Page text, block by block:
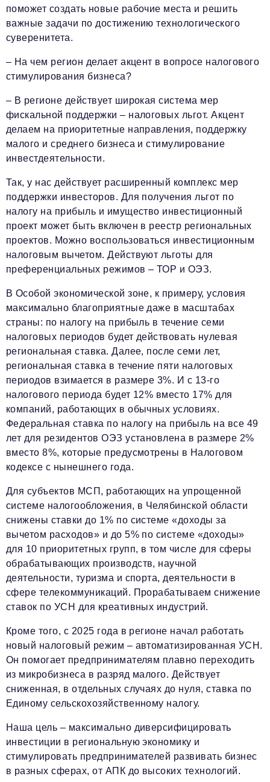
поможет создать новые рабочие места и решить
важные задачи по достижению технологического
суверенитета.
– На чем регион делает акцент в вопросе налогового
стимулирования бизнеса?
– В регионе действует широкая система мер
фискальной поддержки – налоговых льгот. Акцент
делаем на приоритетные направления, поддержку
малого и среднего бизнеса и стимулирование
инвестдеятельности.
Так, у нас действует расширенный комплекс мер
поддержки инвесторов. Для получения льгот по
налогу на прибыль и имущество инвестиционный
проект может быть включен в реестр региональных
проектов. Можно воспользоваться инвестиционным
налоговым вычетом. Действуют льготы для
преференциальных режимов – ТОР и ОЭЗ.
В Особой экономической зоне, к примеру, условия
максимально благоприятные даже в масштабах
страны: по налогу на прибыль в течение семи
налоговых периодов будет действовать нулевая
региональная ставка. Далее, после семи лет,
региональная ставка в течение пяти налоговых
периодов взимается в размере 3%. И с 13-го
налогового периода будет 12% вместо 17% для
компаний, работающих в обычных условиях.
Федеральная ставка по налогу на прибыль на все 49
лет для резидентов ОЭЗ установлена в размере 2%
вместо 8%, которые предусмотрены в Налоговом
кодексе с нынешнего года.
Для субъектов МСП, работающих на упрощенной
системе налогообложения, в Челябинской области
снижены ставки до 1% по системе «доходы за
вычетом расходов» и до 5% по системе «доходы»
для 10 приоритетных групп, в том числе для сферы
обрабатывающих производств, научной
деятельности, туризма и спорта, деятельности в
сфере телекоммуникаций. Прорабатываем снижение
ставок по УСН для креативных индустрий.
Кроме того, с 2025 года в регионе начал работать
новый налоговый режим – автоматизированная УСН.
Он помогает предпринимателям плавно переходить
из микробизнеса в разряд малого. Действует
сниженная, в отдельных случаях до нуля, ставка по
Единому сельскохозяйственному налогу.
Наша цель – максимально диверсифицировать
инвестиции в региональную экономику и
стимулировать предпринимателей развивать бизнес
в разных сферах, от АПК до высоких технологий.